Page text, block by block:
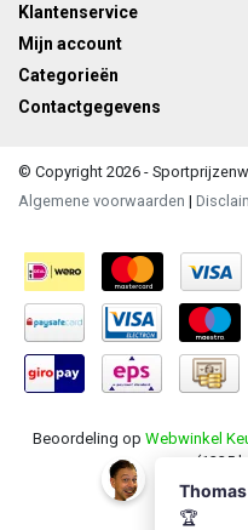
Klantenservice
Mijn account
Categorieën
Contactgegevens
© Copyright 2026 -
Algemene voorwaarden |
Beoordeling op Webwinkel
(1235